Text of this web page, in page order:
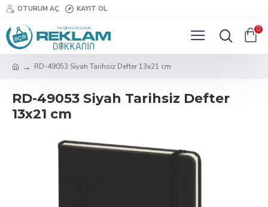
OTURUM AÇ KAYIT OL
0
RD-49053 Siyah Tarihsiz Defter 13x21 cm
RD-49053 Siyah Tarihsiz Defter
13x21 cm